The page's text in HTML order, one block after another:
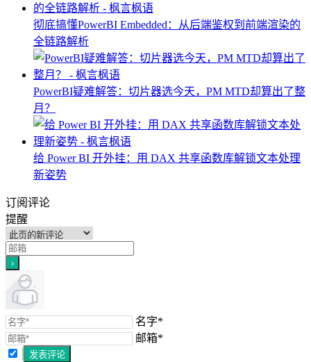
彻底搞懂PowerBI Embedded：从后端鉴权到前端渲染的
全链路解析
PowerBI疑难解答：切片器选今天，PM MTD却算出了整
月？
给 Power BI 开外挂：用 DAX 共享函数库解锁文本处理
新姿势
订阅评论
提醒
名字*
邮箱*